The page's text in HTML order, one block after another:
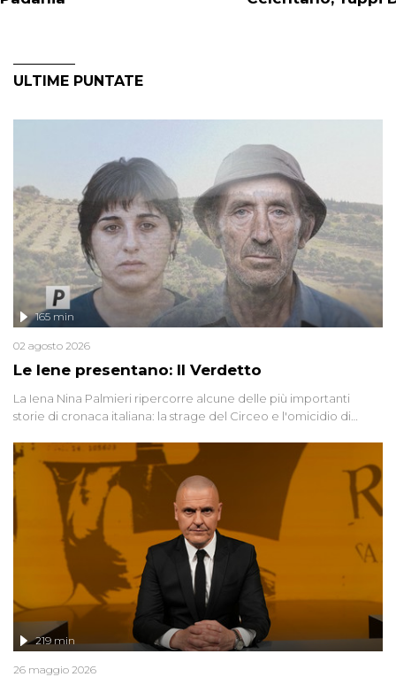
ULTIME PUNTATE
Le Iene presentano: Il Verdetto
165 min
02 agosto 2026
La Iena Nina Palmieri ripercorre alcune delle più importanti
storie di cronaca italiana: la strage del Circeo e l'omicidio di
219 min
26 maggio 2026